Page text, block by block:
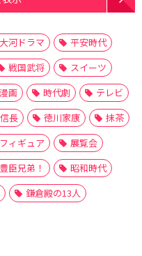
大河ドラマ
平安時代
戦国武将
スイーツ
漫画 時代劇
テレビ
長 徳川家康
抹茶
フィギュア
展覧会
豊臣兄弟！
昭和時代
鎌倉殿の13人